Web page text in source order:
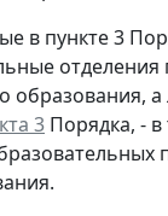
в пункте 3
образования,
3 Порядка, -